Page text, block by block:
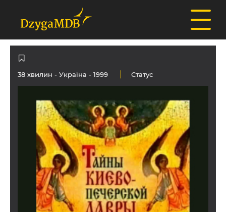
38 хвилин - Україна - 1999 Статус